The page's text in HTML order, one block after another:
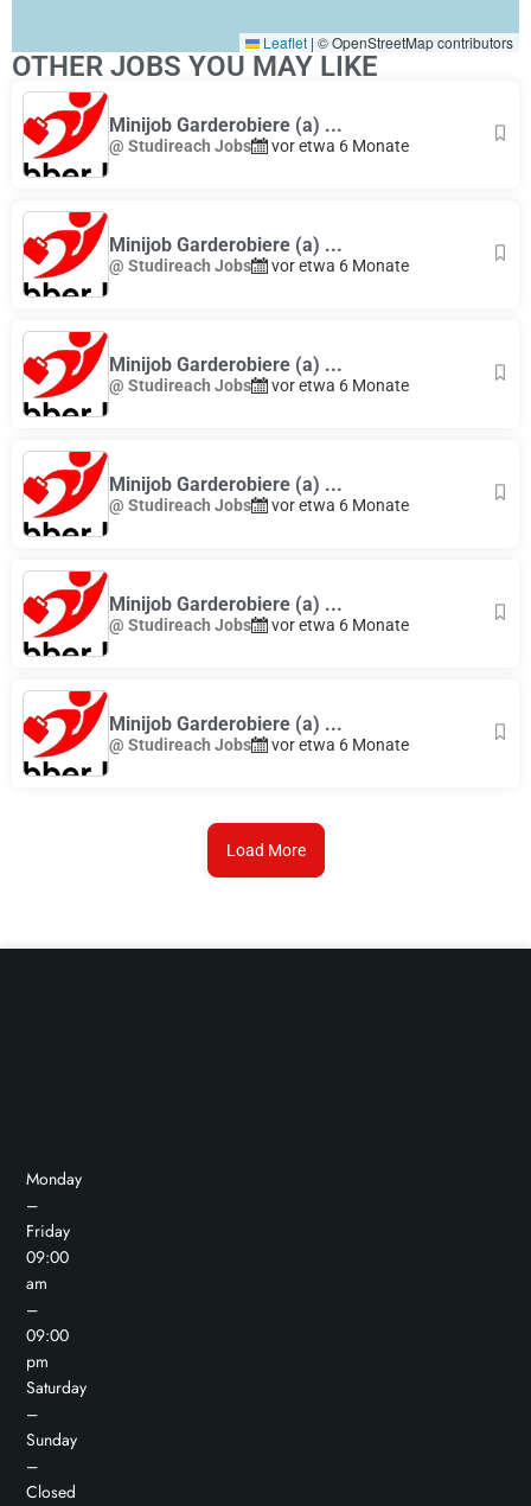
Leaflet | © OpenStreetMap contributors
OTHER JOBS YOU MAY LIKE
Minijob Garderobiere (a) ...
@ Studireach Jobs vor etwa 6 Monate
Minijob Garderobiere (a) ...
@ Studireach Jobs vor etwa 6 Monate
Minijob Garderobiere (a) ...
@ Studireach Jobs vor etwa 6 Monate
Minijob Garderobiere (a) ...
@ Studireach Jobs vor etwa 6 Monate
Minijob Garderobiere (a) ...
@ Studireach Jobs vor etwa 6 Monate
Minijob Garderobiere (a) ...
@ Studireach Jobs vor etwa 6 Monate
Load More
Monday
–
Friday
09:00
am
–
09:00
pm
Saturday
–
Sunday
–
Closed